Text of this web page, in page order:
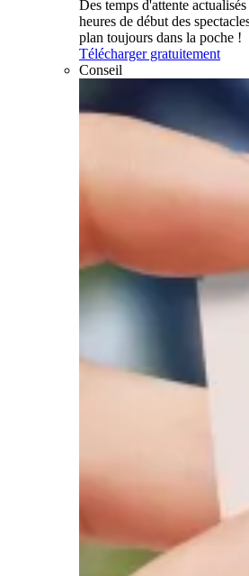
Des temps d'attente
heures de début des
plan toujours dans la poche !
Télécharger gratuitement
Conseil